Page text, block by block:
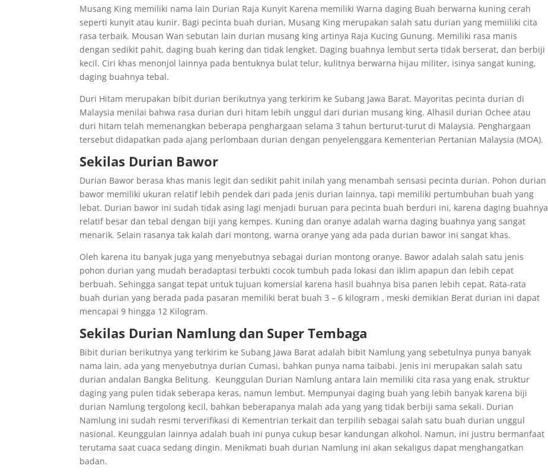
Musang King memiliki nama lain Durian Raja Kunyit Karena memiliki Warna daging Buah berwarna kuning cerah
seperti kunyit atau kunir. Bagi pecinta buah durian, Musang King merupakan salah satu durian yang memiiliki cita
rasa terbaik. Mousan Wan sebutan lain durian musang king artinya Raja Kucing Gunung. Memiliki rasa manis
dengan sedikit pahit, daging buah kering dan tidak lengket. Daging buahnya lembut serta tidak berserat, dan berbiji
kecil. Ciri khas menonjol lainnya pada bentuknya bulat telur, kulitnya berwarna hijau militer, isinya sangat kuning,
daging buahnya tebal.
Duri Hitam merupakan bibit durian berikutnya yang terkirim ke Subang Jawa Barat. Mayoritas pecinta durian di
Malaysia menilai bahwa rasa durian duri hitam lebih unggul dari durian musang king. Alhasil durian Ochee atau
duri hitam telah memenangkan beberapa penghargaan selama 3 tahun berturut-turut di Malaysia. Penghargaan
tersebut didapatkan pada ajang perlombaan durian dengan penyelenggara Kementerian Pertanian Malaysia (MOA).
Sekilas Durian Bawor
Durian Bawor berasa khas manis legit dan sedikit pahit inilah yang menambah sensasi pecinta durian. Pohon durian
bawor memiliki ukuran relatif lebih pendek dari pada jenis durian lainnya, tapi memiliki pertumbuhan buah yang
lebat. Durian bawor ini sudah tidak asing lagi menjadi buruan para pecinta buah berduri ini, karena daging buahnya
relatif besar dan tebal dengan biji yang kempes. Kuning dan oranye adalah warna daging buahnya yang sangat
menarik. Selain rasanya tak kalah dari montong, warna oranye yang ada pada durian bawor ini sangat khas.
Oleh karena itu banyak juga yang menyebutnya sebagai durian montong oranye. Bawor adalah salah satu jenis
pohon durian yang mudah beradaptasi terbukti cocok tumbuh pada lokasi dan iklim apapun dan lebih cepat
berbuah. Sehingga sangat tepat untuk tujuan komersial karena hasil buahnya bisa panen lebih cepat. Rata-rata
buah durian yang berada pada pasaran memiliki berat buah 3 – 6 kilogram , meski demikian Berat durian ini dapat
mencapai 9 hingga 12 Kilogram.
Sekilas Durian Namlung dan Super Tembaga
Bibit durian berikutnya yang terkirim ke Subang Jawa Barat adalah bibit Namlung yang sebetulnya punya banyak
nama lain, ada yang menyebutnya durian Cumasi, bahkan punya nama taibabi. Jenis ini merupakan salah satu
durian andalan Bangka Belitung. Keunggulan Durian Namlung antara lain memiliki cita rasa yang enak, struktur
daging yang pulen tidak seberapa keras, namun lembut. Mempunyai daging buah yang lebih banyak karena biji
durian Namlung tergolong kecil, bahkan beberapanya malah ada yang yang tidak berbiji sama sekali. Durian
Namlung ini sudah resmi terverifikasi di Kementrian terkait dan terpilih sebagai salah satu buah durian unggul
nasional. Keunggulan lainnya adalah buah ini punya cukup besar kandungan alkohol. Namun, ini justru bermanfaat
terutama saat cuaca sedang dingin. Menikmati buah durian Namlung ini akan sekaligus dapat menghangatkan
badan.